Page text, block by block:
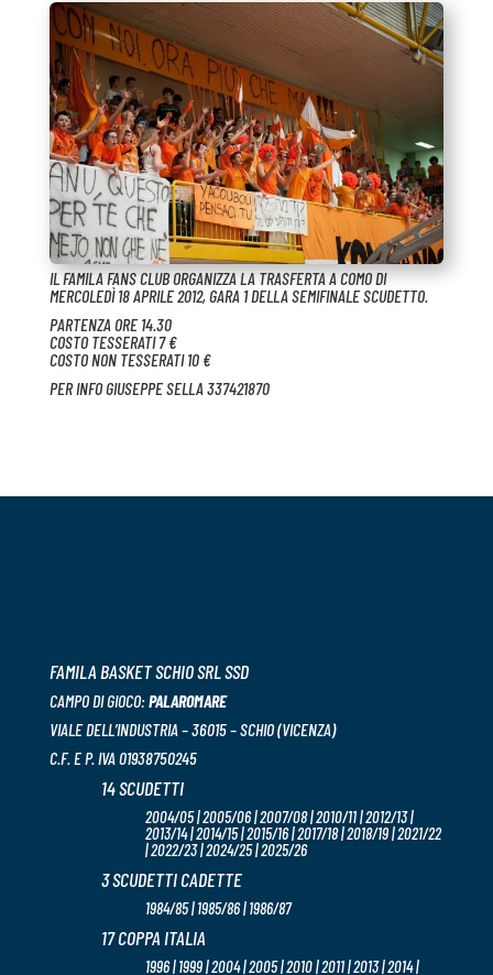
IL FAMILA FANS CLUB ORGANIZZA LA TRASFERTA A COMO DI
MERCOLEDÌ 18 APRILE 2012, GARA 1 DELLA SEMIFINALE SCUDETTO.
PARTENZA ORE 14.30
COSTO TESSERATI 7 €
COSTO NON TESSERATI 10 €
PER INFO GIUSEPPE SELLA 337421870
FAMILA BASKET SCHIO SRL SSD
CAMPO DI GIOCO:PALAROMARE
VIALE DELL’INDUSTRIA – 36015 – SCHIO (VICENZA)
C.F. E P. IVA 01938750245
14 SCUDETTI
2004/05 | 2005/06 | 2007/08 | 2010/11 | 2012/13 |
2013/14 | 2014/15 | 2015/16 | 2017/18 | 2018/19 | 2021/22
| 2022/23 | 2024/25 | 2025/26
3 SCUDETTI CADETTE
1984/85 | 1985/86 | 1986/87
17 COPPA ITALIA
1996 | 1999 | 2004 | 2005 | 2010 | 2011 | 2013 | 2014 |